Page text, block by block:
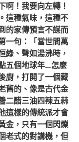
啊！我要向左轉！
這種氣味，這種不
的家傳預言不謀而
一句：「當世間萬
綠、聲如湯沸時，
五個地球年…怎麼
廚，打開了一個藏
舊的、像是古代金
二醋三油四辣五蒜
這樣的傳統派才會
金，只有一個閃爍
老式的對講機，但